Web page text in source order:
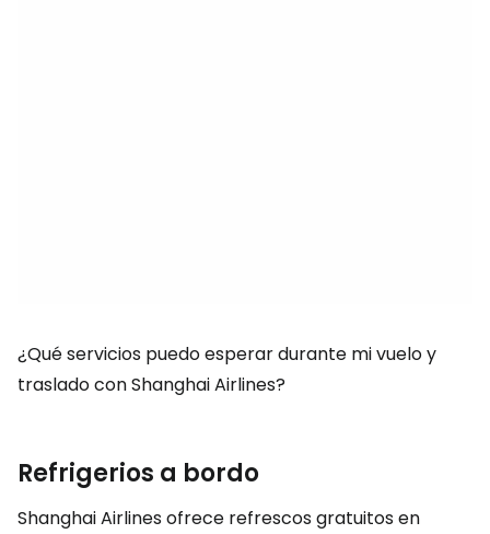
¿Qué servicios puedo esperar durante mi vuelo y
traslado con Shanghai Airlines?
Refrigerios a bordo
Shanghai Airlines ofrece refrescos gratuitos en